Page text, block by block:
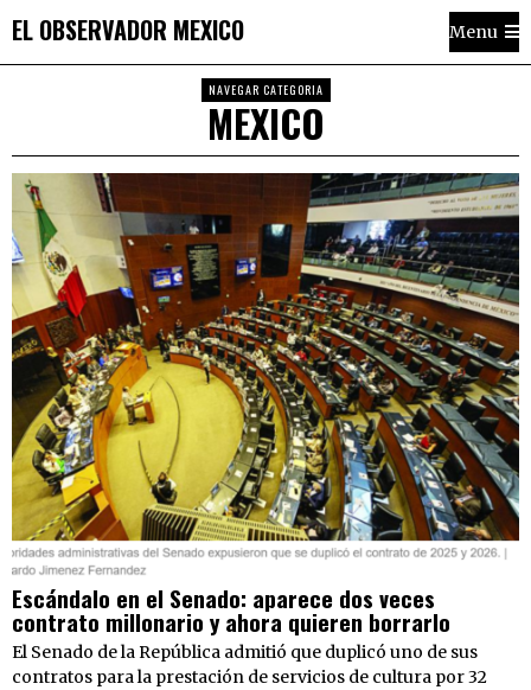
EL OBSERVADOR MEXICO Menu
NAVEGAR CATEGORIA
MEXICO
Escándalo en el Senado: aparece dos veces
contrato millonario y ahora quieren borrarlo
El Senado de la República admitió que duplicó uno de sus
contratos para la prestación de servicios de cultura por 32